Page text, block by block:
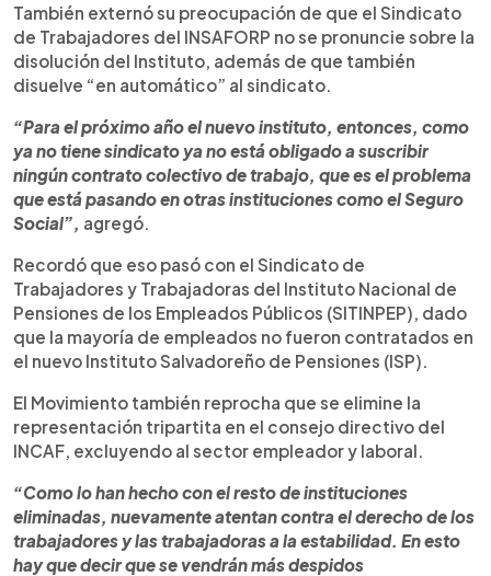
También externó su preocupación de que el Sindicato
de Trabajadores del INSAFORP no se pronuncie sobre la
disolución del Instituto, además de que también
disuelve “en automático” al sindicato.
“Para el próximo año el nuevo instituto, entonces, como
ya no tiene sindicato ya no está obligado a suscribir
ningún contrato colectivo de trabajo, que es el problema
que está pasando en otras instituciones como el Seguro
Social”, agregó.
Recordó que eso pasó con el Sindicato de
Trabajadores y Trabajadoras del Instituto Nacional de
Pensiones de los Empleados Públicos (SITINPEP), dado
que la mayoría de empleados no fueron contratados en
el nuevo Instituto Salvadoreño de Pensiones (ISP).
El Movimiento también reprocha que se elimine la
representación tripartita en el consejo directivo del
INCAF, excluyendo al sector empleador y laboral.
“Como lo han hecho con el resto de instituciones
eliminadas, nuevamente atentan contra el derecho de los
trabajadores y las trabajadoras a la estabilidad. En esto
hay que decir que se vendrán más despidos